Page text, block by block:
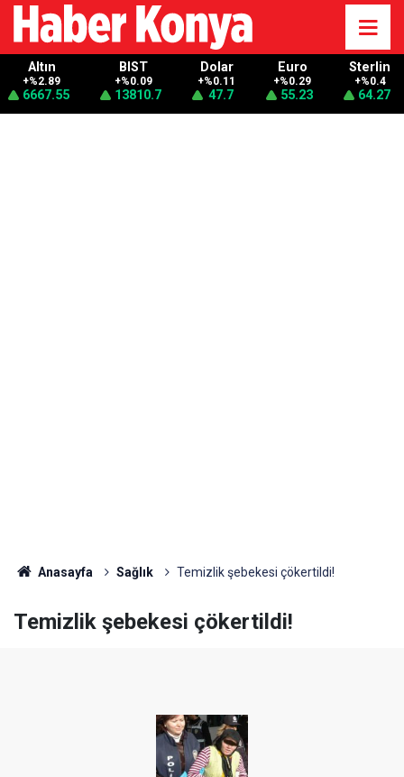
Altın
+%2.89
6667.55
BIST
+%0.09
13810.7
Dolar
+%0.11
47.7
Euro
+%0.29
55.23
Sterlin
+%0.4
64.27
Anasayfa Sağlık Temizlik şebekesi çökertildi!
Temizlik şebekesi çökertildi!